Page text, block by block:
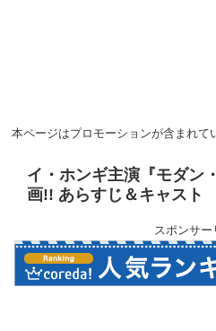
本ページはプロモーションが含まれて
イ・ホンギ主演『モダン
画!! あらすじ＆キャスト
スポンサー